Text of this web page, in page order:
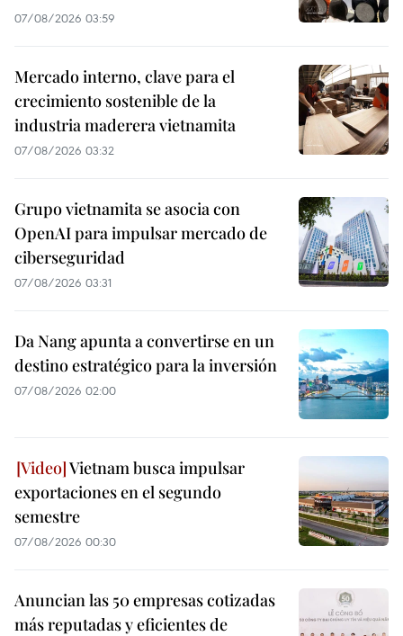
07/08/2026 03:59
Mercado interno, clave para el
crecimiento sostenible de la
industria maderera vietnamita
07/08/2026 03:32
Grupo vietnamita se asocia con
OpenAI para impulsar mercado de
ciberseguridad
07/08/2026 03:31
Da Nang apunta a convertirse en un
destino estratégico para la inversión
07/08/2026 02:00
Vietnam busca impulsar
exportaciones en el segundo
semestre
07/08/2026 00:30
Anuncian las 50 empresas cotizadas
más reputadas y eficientes de